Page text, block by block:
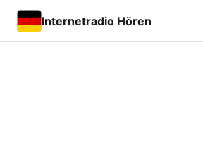
Internetradio Hören